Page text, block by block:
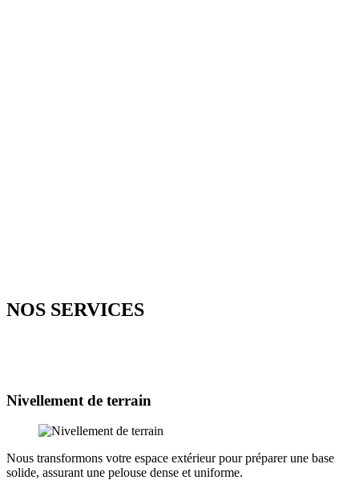
NOS SERVICES
Nivellement de terrain
Nous transformons votre espace extérieur pour préparer une base
solide, assurant une pelouse dense et uniforme.